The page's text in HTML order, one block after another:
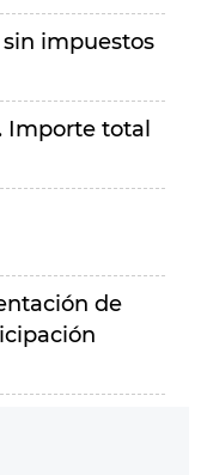
impuestos
Importe total
de